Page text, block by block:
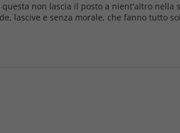
non lascia il posto a nient'altro
lascive e senza morale, che fanno tutto